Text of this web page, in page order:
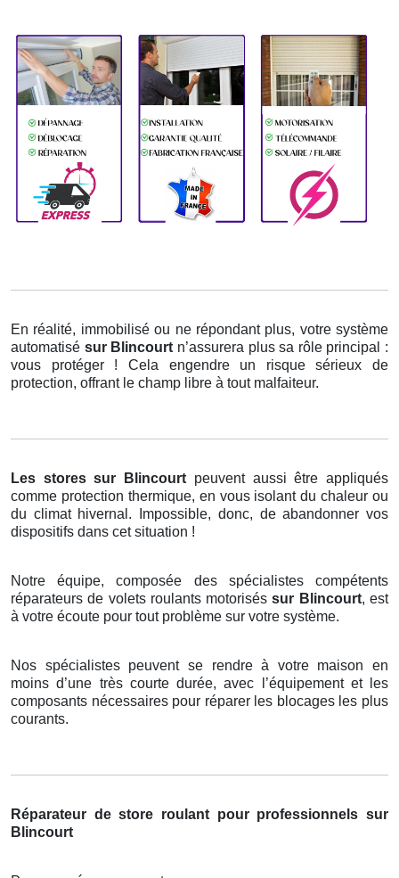
En réalité, immobilisé ou ne répondant plus, votre système
automatisé sur Blincourt n’assurera plus sa rôle principal :
vous protéger ! Cela engendre un risque sérieux de
protection, offrant le champ libre à tout malfaiteur.
Les stores sur Blincourt peuvent aussi être appliqués
comme protection thermique, en vous isolant du chaleur ou
du climat hivernal. Impossible, donc, de abandonner vos
dispositifs dans cet situation !
Notre équipe, composée des spécialistes compétents
réparateurs de volets roulants motoriséssur Blincourt, est
à votre écoute pour tout problème sur votre système.
Nos spécialistes peuvent se rendre à votre maison en
moins d’une très courte durée, avec l’équipement et les
composants nécessaires pour réparer les blocages les plus
courants.
Réparateur de store roulant pour professionnels sur
Blincourt